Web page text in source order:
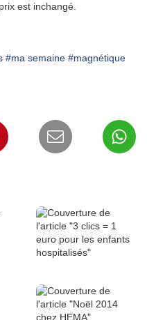
est inchangé.
#ma semaine #magnétique